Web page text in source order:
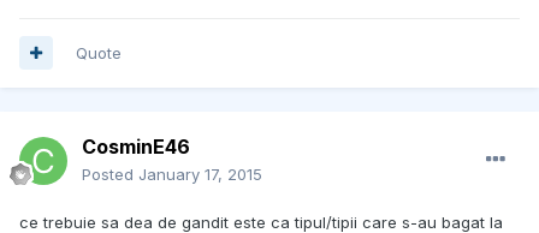
Quote
CosminE46
Posted January 17, 2015
ce trebuie sa dea de gandit este ca tipul/tipii care s-au bagat la